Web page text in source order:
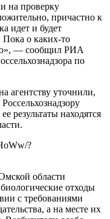
на проверку
причастно к
идет и будет
Пока о каких-то
— сообщил РИА
по
агентству уточнили,
результаты находятся
?
области
отходы
с требованиями
а на месте их